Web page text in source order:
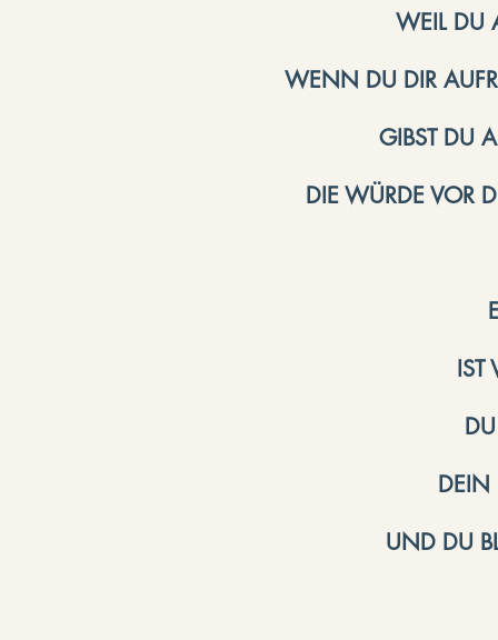
WEIL DU
​WENN DU DIR
GIBST DU
DIE WÜRDE VOR
IST
DEIN
UND DU